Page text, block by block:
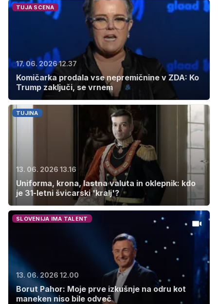
TUJA SCENA
17. 06. 2026 12.37
Komičarka prodala vse nepremičnine v ZDA: Ko
Trump zaključi, se vrnem
TUJINA
13. 06. 2026 13.16
Uniforma, krona, lastna valuta in oklepnik: kdo
je 31-letni švicarski 'kralj'?
SLOVENIJA IMA TALENT
13. 06. 2026 12.00
Borut Pahor: Moje prve izkušnje na odru kot
maneken niso bile odveč